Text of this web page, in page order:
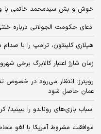
خوش و بش سیدمحمد خاتمی با
ادعای حکومت الجولانی درباره
هیلاری کلینتون، ترامپ را با صدام
زمان شارژ اعتبار کالابرگ برخی
رویترز: انتظار می‌رود در خصوص
عمان حاصل شود
اسباب‌ بازی‌های رونالدو را
موافقت مشروط آمریکا با لغو